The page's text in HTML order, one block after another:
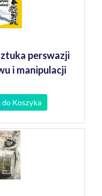
perswazji
i manipulacji
do Koszyka